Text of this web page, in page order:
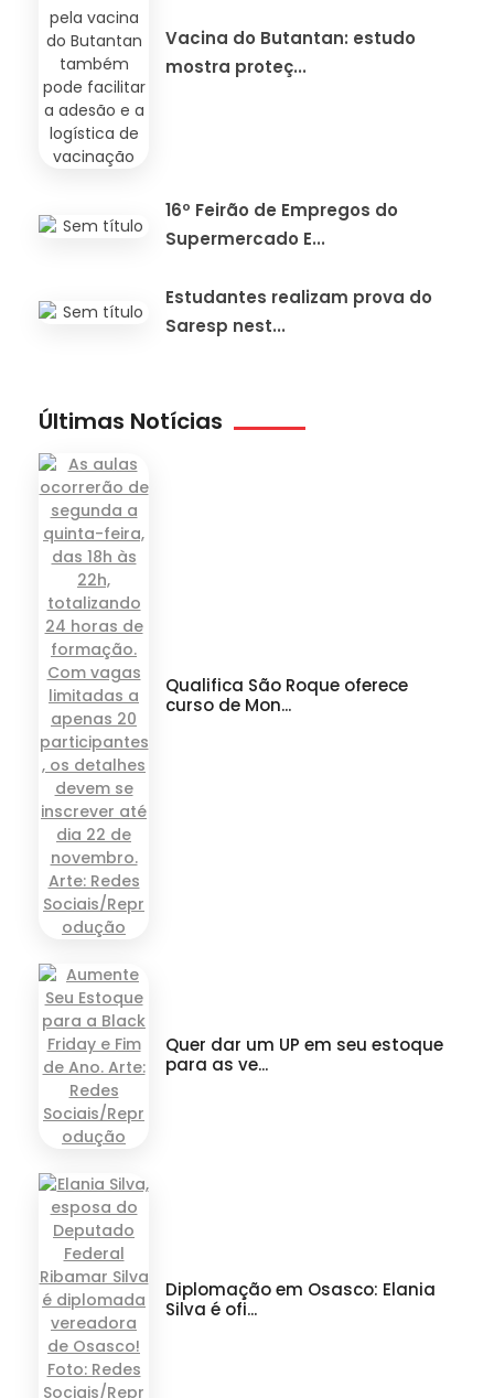
Vacina do Butantan: estudo
mostra proteç...
16º Feirão de Empregos do
Supermercado E...
Estudantes realizam prova do
Saresp nest...
Últimas Notícias
Qualifica São Roque oferece
curso de Mon...
Quer dar um UP em seu estoque
para as ve...
Diplomação em Osasco: Elania
Silva é ofi...